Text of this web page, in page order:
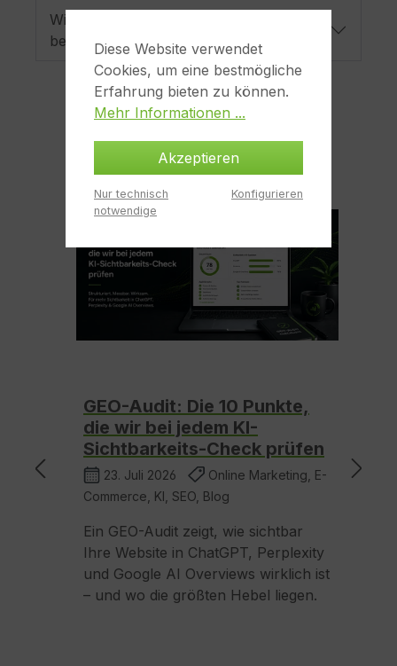
Wie starte ich mit Webanalyse & Tracking
bei medienpark?
GEO-Audit: Die 10 Punkte,
die wir bei jedem KI-
Sichtbarkeits-Check prüfen
23. Juli 2026
Online Marketing, E-
Commerce, KI, SEO, Blog
Ein GEO-Audit zeigt, wie sichtbar
Ihre Website in ChatGPT, Perplexity
und Google AI Overviews wirklich ist
– und wo die größten Hebel liegen.
Diese Website verwendet
Cookies, um eine bestmögliche
Erfahrung bieten zu können.
Mehr Informationen ...
Akzeptieren
Nur technisch
notwendige
Konfigurieren